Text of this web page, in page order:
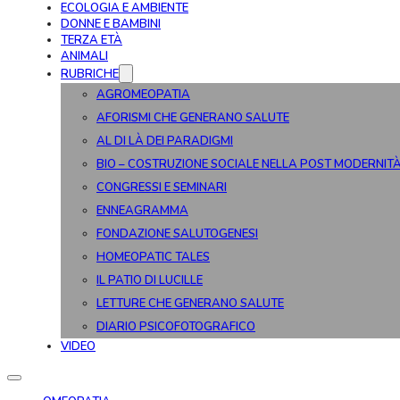
ECOLOGIA E AMBIENTE
DONNE E BAMBINI
TERZA ETÀ
ANIMALI
RUBRICHE
AGROMEOPATIA
AFORISMI CHE GENERANO SALUTE
AL DI LÀ DEI PARADIGMI
BIO – COSTRUZIONE SOCIALE NELLA POST
CONGRESSI E SEMINARI
ENNEAGRAMMA
FONDAZIONE SALUTOGENESI
HOMEOPATIC TALES
IL PATIO DI LUCILLE
LETTURE CHE GENERANO SALUTE
DIARIO PSICOFOTOGRAFICO
VIDEO